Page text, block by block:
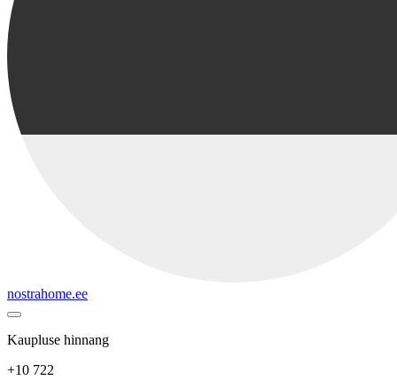
nostrahome.ee
Kaupluse hinnang
+10 722